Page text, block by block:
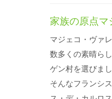
家族の原点マ
マジェコ・ヴァ
数多くの素晴ら
ゲン村を選びまし
そんなフランシ